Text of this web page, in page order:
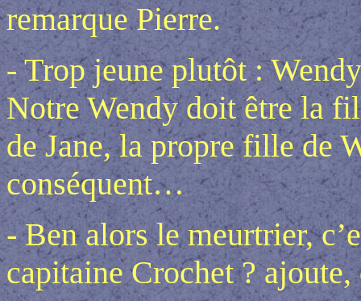
remarque Pierre.
- Trop jeune plutôt :
Notre Wendy doit être la
de Jane, la propre fille de
conséquent…
- Ben alors le meurtrier,
capitaine Crochet ?